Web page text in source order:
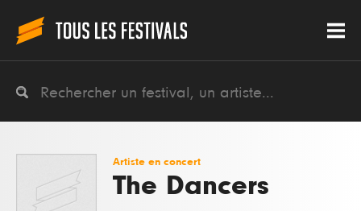
Artiste en concert
The Dancers